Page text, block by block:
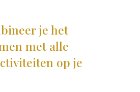
je het
met alle
op je